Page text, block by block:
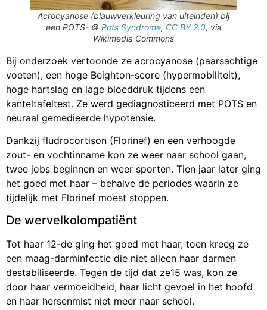
Acrocyanose (blauwverkleuring van uiteinden) bij
een POTS- © Pots Syndrome, CC BY 2.0, via
Wikimedia Commons
Bij onderzoek vertoonde ze acrocyanose (paarsachtige
voeten), een hoge Beighton-score (hypermobiliteit),
hoge hartslag en lage bloeddruk tijdens een
kanteltafeltest. Ze werd gediagnosticeerd met POTS en
neuraal gemedieerde hypotensie.
Dankzij fludrocortison (Florinef) en een verhoogde
zout- en vochtinname kon ze weer naar school gaan,
twee jobs beginnen en weer sporten. Tien jaar later ging
het goed met haar – behalve de periodes waarin ze
tijdelijk met Florinef moest stoppen.
De wervelkolompatiënt
Tot haar 12-de ging het goed met haar, toen kreeg ze
een maag-darminfectie die niet alleen haar darmen
destabiliseerde. Tegen de tijd dat ze15 was, kon ze
door haar vermoeidheid, haar licht gevoel in het hoofd
en haar hersenmist niet meer naar school.